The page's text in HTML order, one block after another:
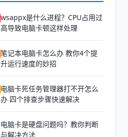
wsappx是什么进程？CPU占用过
高导致电脑卡顿这样处理
笔记本电脑卡怎么办 教你4个提
升运行速度的妙招
电脑卡死任务管理器打不开怎么
办 四个排查步骤快速解决
电脑卡是硬盘问题吗？教你判断
与解决方法